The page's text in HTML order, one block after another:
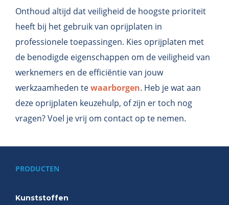
Onthoud altijd dat veiligheid de hoogste prioriteit
heeft bij het gebruik van oprijplaten in
professionele toepassingen. Kies oprijplaten met
de benodigde eigenschappen om de veiligheid van
werknemers en de efficiëntie van jouw
werkzaamheden tewaarborgen. Heb je wat aan
deze oprijplaten keuzehulp, of zijn er toch nog
vragen? Voel je vrij om contact op te nemen.
PRODUCTEN
Kunststoffen